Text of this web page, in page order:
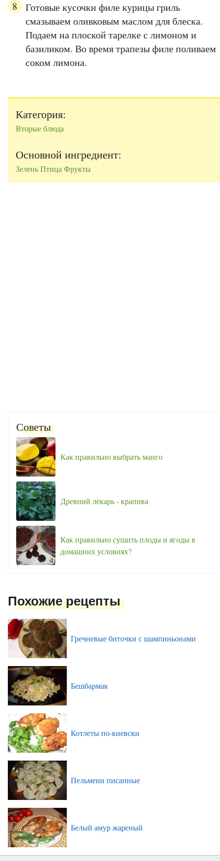
Готовые кусочки филе курицы гриль
смазываем оливковым маслом для блеска.
Подаем на плоской тарелке с лимоном и
базиликом. Во время трапезы филе поливаем
соком лимона.
Категория:
Вторые блюда
Основной ингредиент:
ЗеленьПтицаФрукты
Советы
Как правильно выбрать манго
Древний лекарь - крапива
Как правильно сушить плоды и ягоды в
домашних условиях?
Похожие рецепты
Гречневые биточки с шампиньонами
Бешбармак
Котлеты по-киевски
Пельмени писанные
Белый амур жареный